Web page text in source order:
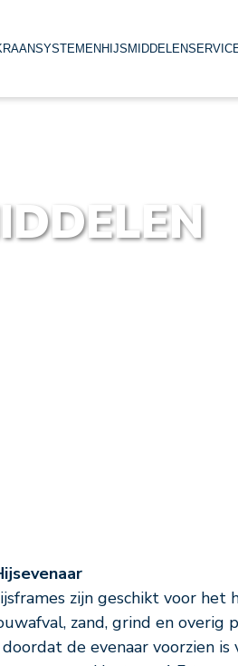
HIJSMIDDELEN
zijn geschikt voor het
zand, grind en overig
de evenaar voorzien is